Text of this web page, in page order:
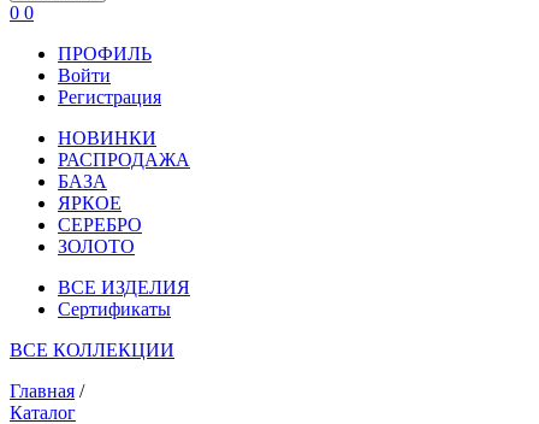
0 0
ПРОФИЛЬ
Войти
Регистрация
НОВИНКИ
РАСПРОДАЖА
БАЗА
ЯРКОЕ
СЕРЕБРО
ЗОЛОТО
ВСЕ ИЗДЕЛИЯ
Сертификаты
ВСЕ КОЛЛЕКЦИИ
Главная /
Каталог